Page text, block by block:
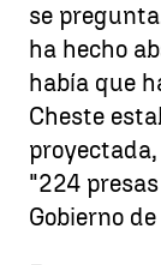
se
ha hecho
había que
Cheste
"224
Gobierno